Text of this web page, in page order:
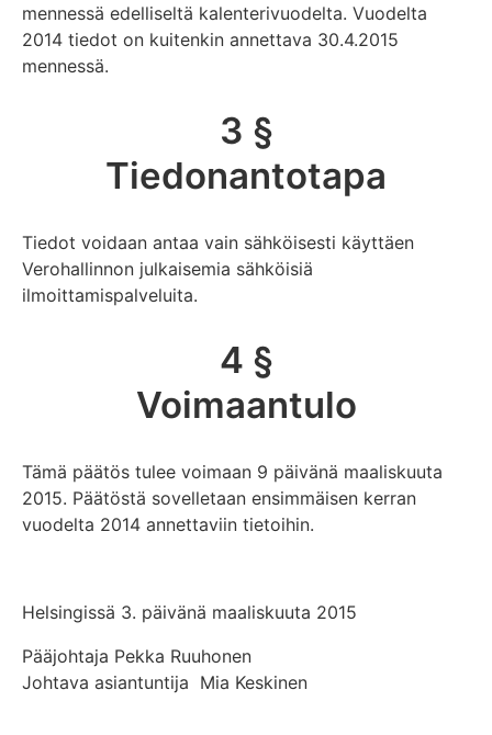
mennessä edelliseltä kalenterivuodelta. Vuodelta
2014 tiedot on kuitenkin annettava 30.4.2015
mennessä.
3 §
Tiedonantotapa
Tiedot voidaan antaa vain sähköisesti käyttäen
Verohallinnon julkaisemia sähköisiä
ilmoittamispalveluita.
4 §
Voimaantulo
Tämä päätös tulee voimaan 9 päivänä maaliskuuta
2015. Päätöstä sovelletaan ensimmäisen kerran
vuodelta 2014 annettaviin tietoihin.
Helsingissä 3. päivänä maaliskuuta 2015
Pääjohtaja Pekka Ruuhonen
Johtava asiantuntija Mia Keskinen